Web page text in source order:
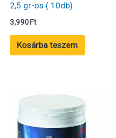
2,5 gr-os ( 10db)
3,990Ft
Kosárba teszem